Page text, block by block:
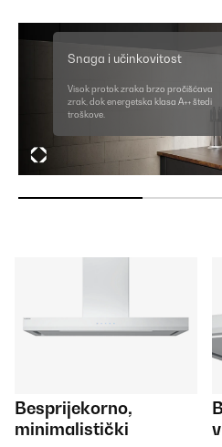
Snaga i učinkovitost
Visok protok zraka brzo pročišćava
zrak, dok energetska klasa A++ štedi
troškove.
Besprijekorno,
minimalistički